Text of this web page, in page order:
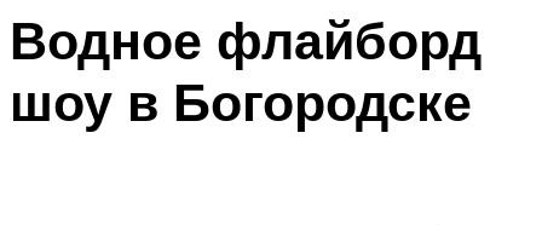
Водное флайборд
шоу в Богородске